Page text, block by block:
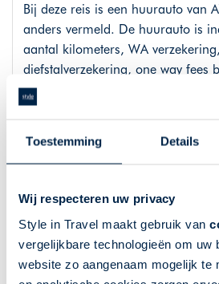
Toestemming Details
Wij respecteren uw privacy
Style in Travel maakt gebruik van
vergelijkbare technologieën om uw
website zo aangenaam mogelijk te
Bij deze reis is een huurauto van
anders vermeld. De huurauto is
aantal kilometers, WA
diefstalverzekering, one way fees
kentekenregistratietoeslag. Er is
geval van schade en/of diefstal.
inclusief. Dit is terug te vinden bij
de categorie auto en het aantal
Afkoop van het eigen risico of een
huurauto kunt u gedurende het
bijboeken of na boeking nog